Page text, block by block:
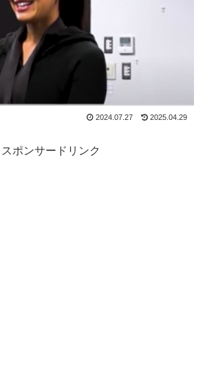
2024.07.27 2025.04.29
スポンサードリンク